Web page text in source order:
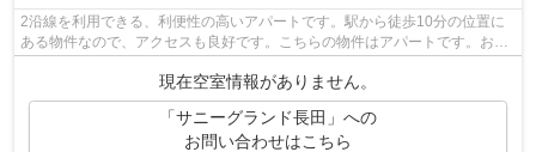
2沿線を利用できる、利便性の高いアパートです。駅から徒歩10分の位置に
ある物件なので、アクセスも良好です。こちらの物件はアパートです。お客
現在空室情報がありません。
「サニーグランド長田」への
お問い合わせはこちら